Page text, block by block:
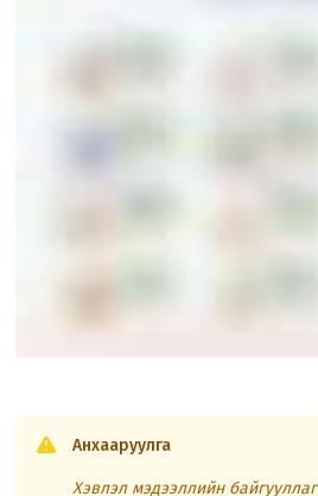
Анхааруулга
Хэвлэл мэдээллийн